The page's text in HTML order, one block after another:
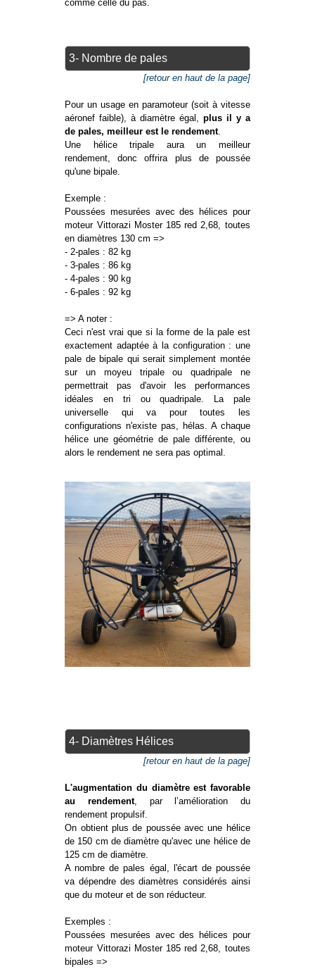
comme celle du pas.
3- Nombre de pales
[retour en haut de la page]
Pour un usage en paramoteur (soit à vitesse
aéronef faible), à diamètre égal, plus il y a
de pales, meilleur est le rendement.
Une hélice tripale aura un meilleur
rendement, donc offrira plus de poussée
qu'une bipale.
Exemple :
Poussées mesurées avec des hélices pour
moteur Vittorazi Moster 185 red 2,68, toutes
en diamètres 130 cm =>
- 2-pales : 82 kg
- 3-pales : 86 kg
- 4-pales : 90 kg
- 6-pales : 92 kg
=> A noter :
Ceci n'est vrai que si la forme de la pale est
exactement adaptée à la configuration : une
pale de bipale qui serait simplement montée
sur un moyeu tripale ou quadripale ne
permettrait pas d'avoir les performances
idéales en tri ou quadripale. La pale
universelle qui va pour toutes les
configurations n'existe pas, hélas. A chaque
hélice une géométrie de pale différente, ou
alors le rendement ne sera pas optimal.
4- Diamètres Hélices
[retour en haut de la page]
L'augmentation du diamètre est favorable
au rendement, par l’amélioration du
rendement propulsif.
On obtient plus de poussée avec une hélice
de 150 cm de diamètre qu'avec une hélice de
125 cm de diamètre.
A nombre de pales égal, l'écart de poussée
va dépendre des diamètres considérés ainsi
que du moteur et de son réducteur.
Exemples :
Poussées mesurées avec des hélices pour
moteur Vittorazi Moster 185 red 2,68, toutes
bipales =>